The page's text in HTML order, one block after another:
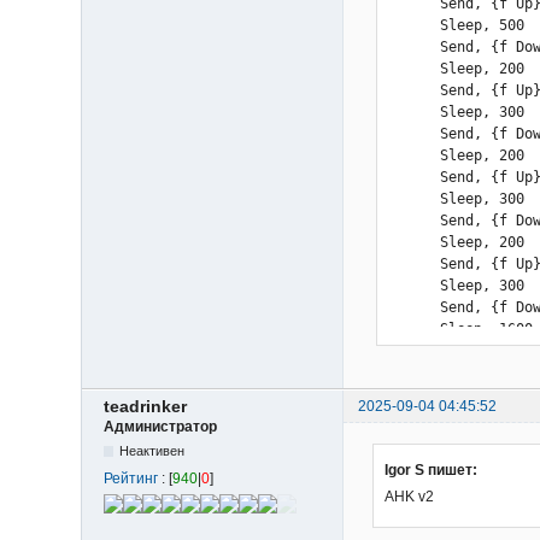
Sleep, 200
Send, {f Up}
Sleep, 300
Send, {f Down}
Sleep, 1600
Send, {f Up}
Sleep, 500
Send, {f Down}
Sleep, 200
Send, {f Up}
Sleep, 300
Send, {f Down}
Sleep, 200
Send, {f Up}
Sleep, 300
Return
F4::Pause
      Send, {f Up}
      Sleep, 500
Send, {f
      Sleep, 200
      Send, {f Up}
      Sleep, 300
Send, {f
      Sleep, 200
      Send, {f Up}
      Sleep, 300
Send, {f
      Sleep, 200
      Send, {f Up}
      Sleep, 300
Send, {f
      Sleep, 1600
Send, {f
Send, {f
      Sleep, 200
if Count <=
         continue
Loop  1
teadrinker
2025-09-04 04:45:52
Администратор
Неактивен
Рейтинг : [940|0]
Igor S пишет:
AHK v2